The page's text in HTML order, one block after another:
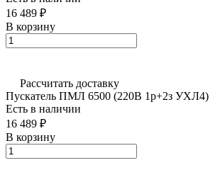
16 489 ₽
В корзину
Рассчитать доставку
Пускатель ПМЛ 6500 (220В 1р+2з УХЛ4)
Есть в наличии
16 489 ₽
В корзину